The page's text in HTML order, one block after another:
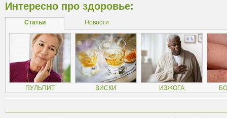
Интересно про здоровье:
Статьи Новости
ПУЛЬПИТ ВИСКИ ИЗЖОГА